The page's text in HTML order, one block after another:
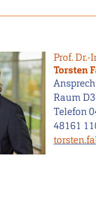
Prof. Dr.-
Torsten
Raum
Telefon
48161